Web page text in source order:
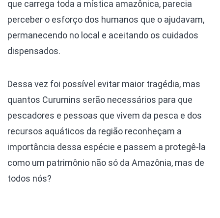
que carrega toda a mística amazônica, parecia
perceber o esforço dos humanos que o ajudavam,
permanecendo no local e aceitando os cuidados
dispensados.
Dessa vez foi possível evitar maior tragédia, mas
quantos Curumins serão necessários para que
pescadores e pessoas que vivem da pesca e dos
recursos aquáticos da região reconheçam a
importância dessa espécie e passem a protegê-la
como um patrimônio não só da Amazônia, mas de
todos nós?